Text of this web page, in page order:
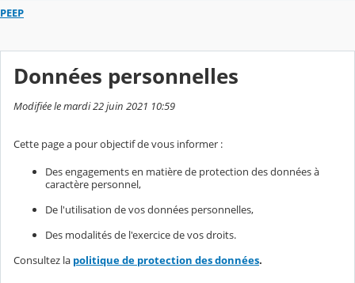
PEEP
Données personnelles
Modifiée le mardi 22 juin 2021 10:59
Cette page a pour objectif de vous informer :
Des engagements en matière de protection des données à
caractère personnel,
De l'utilisation de vos données personnelles,
Des modalités de l'exercice de vos droits.
Consultez la politique de protection des données.